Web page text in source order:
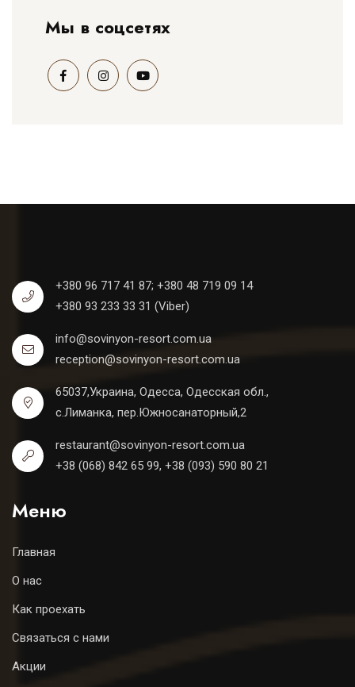
Мы в соцсетях
+380 96 717 41 87; +380 48 719 09 14
+380 93 233 33 31 (Viber)
info@sovinyon-resort.com.ua
reception@sovinyon-resort.com.ua
65037,Украина, Одесса, Одесская обл.,
с.Лиманка, пер.Южносанаторный,2
restaurant@sovinyon-resort.com.ua
+38 (068) 842 65 99, +38 (093) 590 80 21
Меню
Главная
О нас
Как проехать
Связаться с нами
Акции